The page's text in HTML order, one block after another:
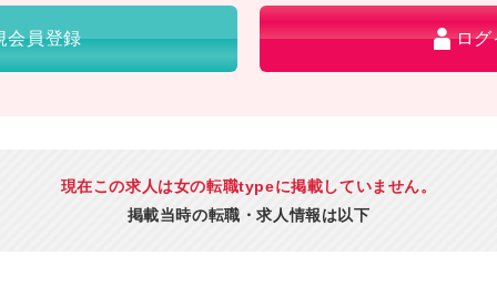
会員登録 ログ
現在この求人は女の転職typeに掲載していません。
掲載当時の転職・求人情報は以下